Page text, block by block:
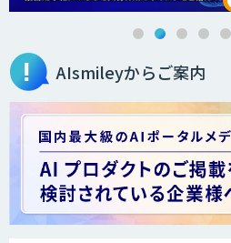
AIsmileyからご案内